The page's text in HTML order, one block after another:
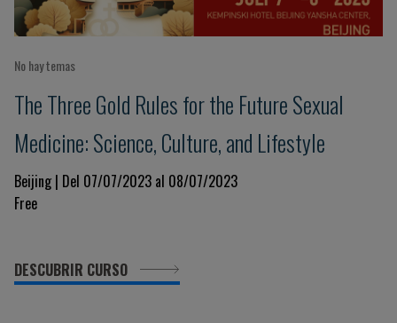
No hay temas
The Three Gold Rules for the Future Sexual
Medicine: Science, Culture, and Lifestyle
Beijing | Del 07/07/2023 al 08/07/2023
Free
DESCUBRIR CURSO